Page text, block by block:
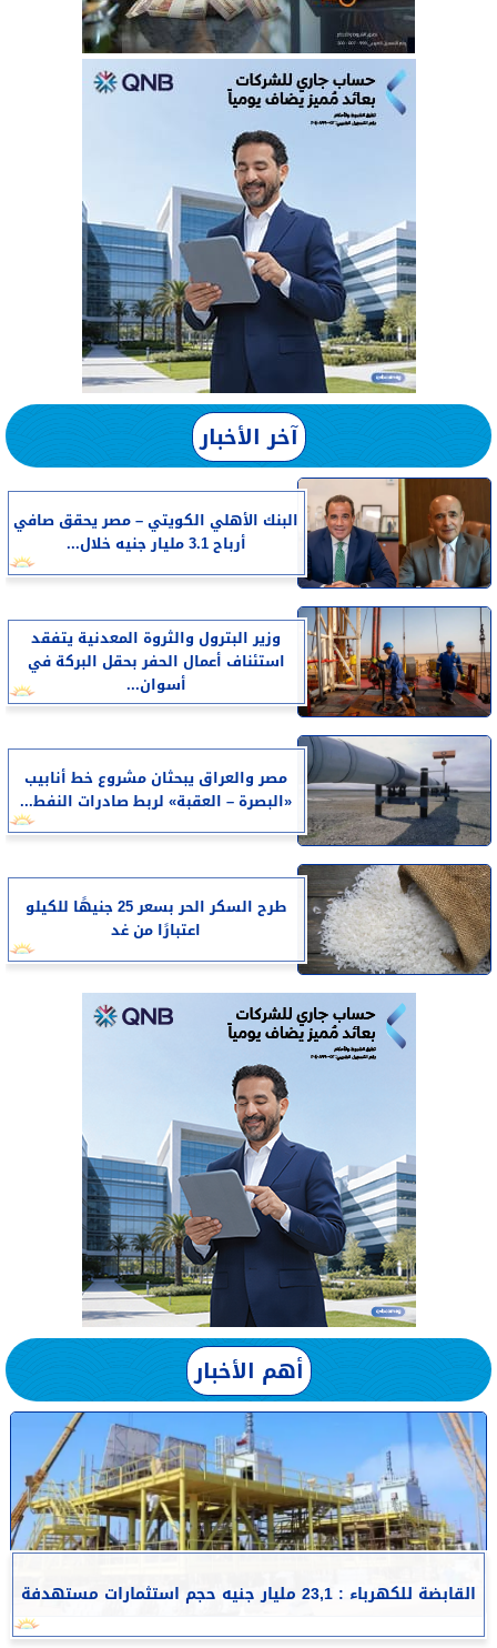
آخر الأخبار
البنك الأهلي الكويتي – مصر يحقق صافي
أرباح 3.1 مليار جنيه خلال...
وزير البترول والثروة المعدنية يتفقد
استئناف أعمال الحفر بحقل البركة في
أسوان...
مصر والعراق يبحثان مشروع خط أنابيب
«البصرة – العقبة» لربط صادرات النفط...
طرح السكر الحر بسعر 25 جنيهًا للكيلو
اعتبارًا من غد
أهم الأخبار
القابضة للكهرباء : 23,1 مليار جنيه حجم استثمارات مستهدفة